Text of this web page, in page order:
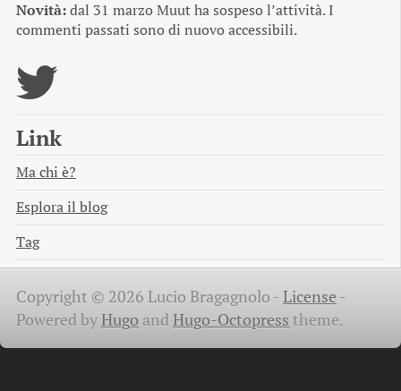
Novità:dal 31 marzo Muut ha sospeso l’attività. I
commenti passati sono di nuovo accessibili.
Link
Ma chi è?
Esplora il blog
Tag
Copyright © 2026 Lucio Bragagnolo -License -
Powered byHugo and Hugo-Octopress theme.